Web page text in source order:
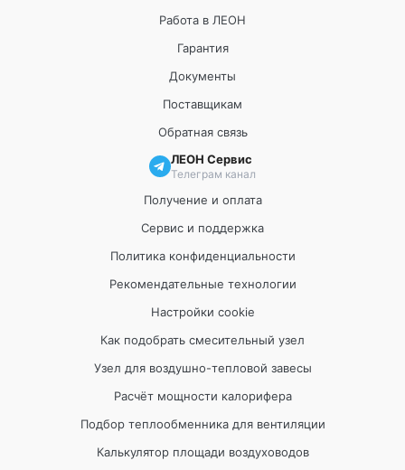
Работа в ЛЕОН
Гарантия
Документы
Поставщикам
Обратная связь
ЛЕОН Сервис
Телеграм канал
Получение и оплата
Сервис и поддержка
Политика конфиденциальности
Рекомендательные технологии
Настройки cookie
Как подобрать смесительный узел
Узел для воздушно-тепловой завесы
Расчёт мощности калорифера
Подбор теплообменника для вентиляции
Калькулятор площади воздуховодов